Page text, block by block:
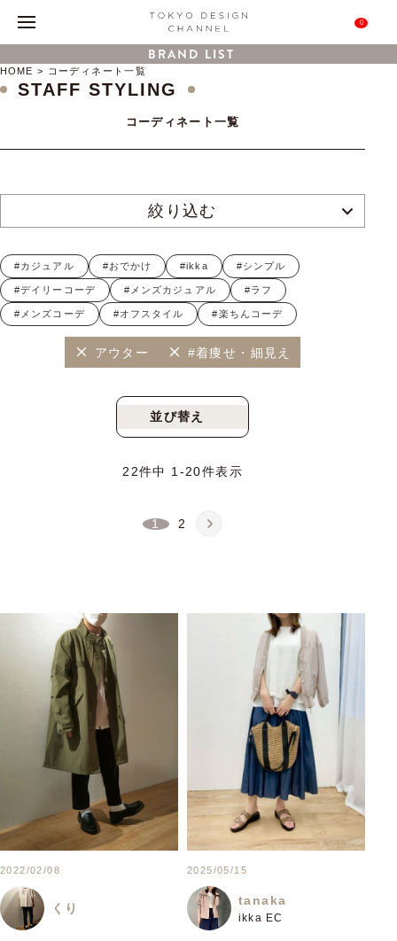
0
BRAND LIST
HOME コーディネート一覧
STAFF STYLING
コーディネート一覧
絞り込む
#カジュアル #おでかけ #ikka #シンプル
#デイリーコーデ #メンズカジュアル #ラフ
#メンズコーデ #オフスタイル #楽ちんコーデ
アウター #着痩せ・細見え
並び替え
22件中 1 -20件表示
1 2
2022/02/08
くり
2025/05/15
tanaka
ikka EC